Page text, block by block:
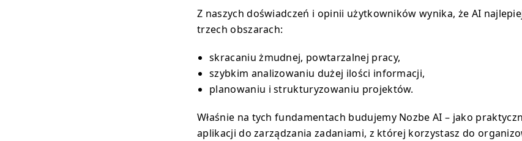
Z naszych doświadczeń i opinii użytkowników wynika, że AI
trzech obszarach:
skracaniu żmudnej, powtarzalnej pracy,
szybkim analizowaniu dużej ilości informacji,
planowaniu i strukturyzowaniu projektów.
Właśnie na tych fundamentach budujemy Nozbe AI – jako
aplikacji do zarządzania zadaniami, z której korzystasz do